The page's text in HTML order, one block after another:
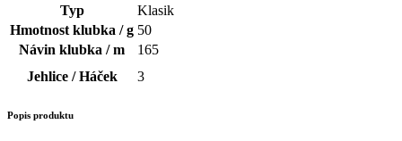
Typ
Klasik
Hmotnost klubka / g 50
Návin klubka / m
165
Jehlice / Háček
3
Popis produktu